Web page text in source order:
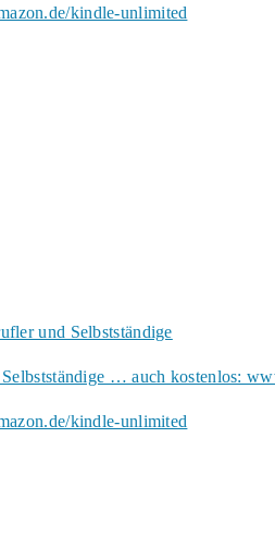
kindle-unlimited
und Selbstständige
… auch kostenlos:
kindle-unlimited